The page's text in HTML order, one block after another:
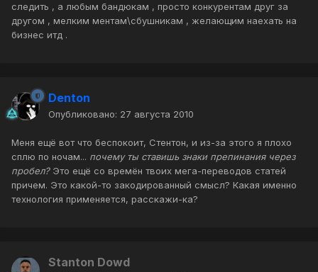
следить , а любым бандюкам , просто конкурентам друг за
другом , мелким ментам\сбушникам , желающим наехать на
бизнес итд .
Denton
Опубликовано: 27 августа 2010
Меня ещё вот что беспокоит, Стентон, и из-за этого я плохо
сплю по ночам... почему ты ставишь знаки препинания через
пробел?Это ещё со времён твоих мега-переводов статей
причем. Это какой-то закодированный смысл? Какая именно
технология применяется, расскажи-ка?
Stanton Dowd